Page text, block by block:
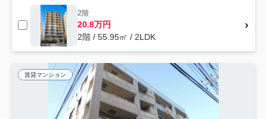
2階
20.8万円
2階 / 55.95㎡ / 2LDK
賃貸マンション